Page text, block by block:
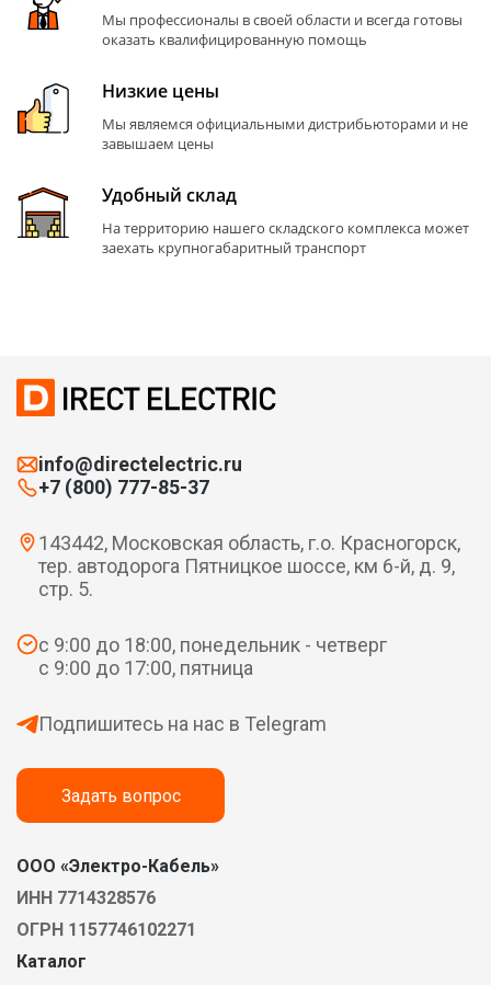
Мы профессионалы в своей области и всегда готовы
оказать квалифицированную помощь
Низкие цены
Мы являемся официальными дистрибьюторами и не
завышаем цены
Удобный склад
На территорию нашего складского комплекса может
заехать крупногабаритный транспорт
info@directelectric.ru
+7 (800) 777-85-37
143442, Московская область, г.о. Красногорск,
тер. автодорога Пятницкое шоссе, км 6-й, д. 9,
стр. 5.
с 9:00 до 18:00, понедельник - четверг
с 9:00 до 17:00, пятница
Подпишитесь на нас в Telegram
Задать вопрос
ООО «Электро-Кабель»
ИНН 7714328576
ОГРН 1157746102271
Каталог